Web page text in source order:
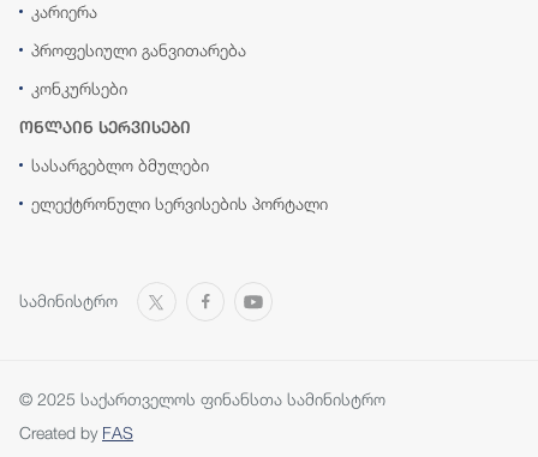
კარიერა
პროფესიული განვითარება
კონკურსები
ონლაინ სერვისები
სასარგებლო ბმულები
ელექტრონული სერვისების პორტალი
სამინისტრო
© 2025 საქართველოს ფინანსთა სამინისტრო
Created by FAS